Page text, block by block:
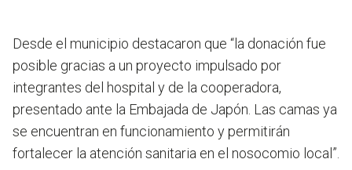
Desde el municipio destacaron que “la donación fue
posible gracias a un proyecto impulsado por
integrantes del hospital y de la cooperadora,
presentado ante la Embajada de Japón. Las camas ya
se encuentran en funcionamiento y permitirán
fortalecer la atención sanitaria en el nosocomio local”.